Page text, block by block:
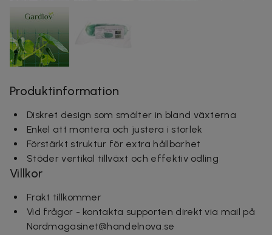
Produktinformation
Diskret design som smälter in bland växterna
Enkel att montera och justera i storlek
Förstärkt struktur för extra hållbarhet
Stöder vertikal tillväxt och effektiv odling
Villkor
Frakt tillkommer
Vid frågor - kontakta supporten direkt via mail på
Nordmagasinet@handelnova.se